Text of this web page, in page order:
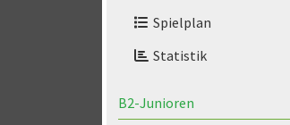
Spielplan
Statistik
B2-Junioren